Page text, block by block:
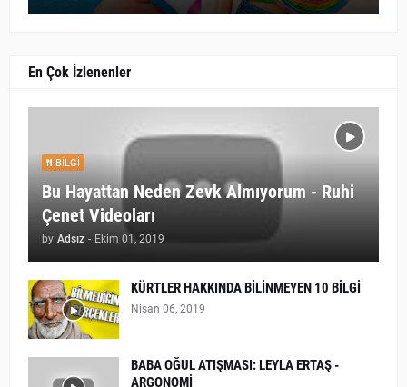
En Çok İzlenenler
BILGI
Bu Hayattan Neden Zevk Almıyorum - Ruhi
Çenet Videoları
by Adsız - Ekim 01, 2019
KÜRTLER HAKKINDA BİLİNMEYEN 10 BİLGİ
Nisan 06, 2019
BABA OĞUL ATIŞMASI: LEYLA ERTAŞ -
ARGONOMİ